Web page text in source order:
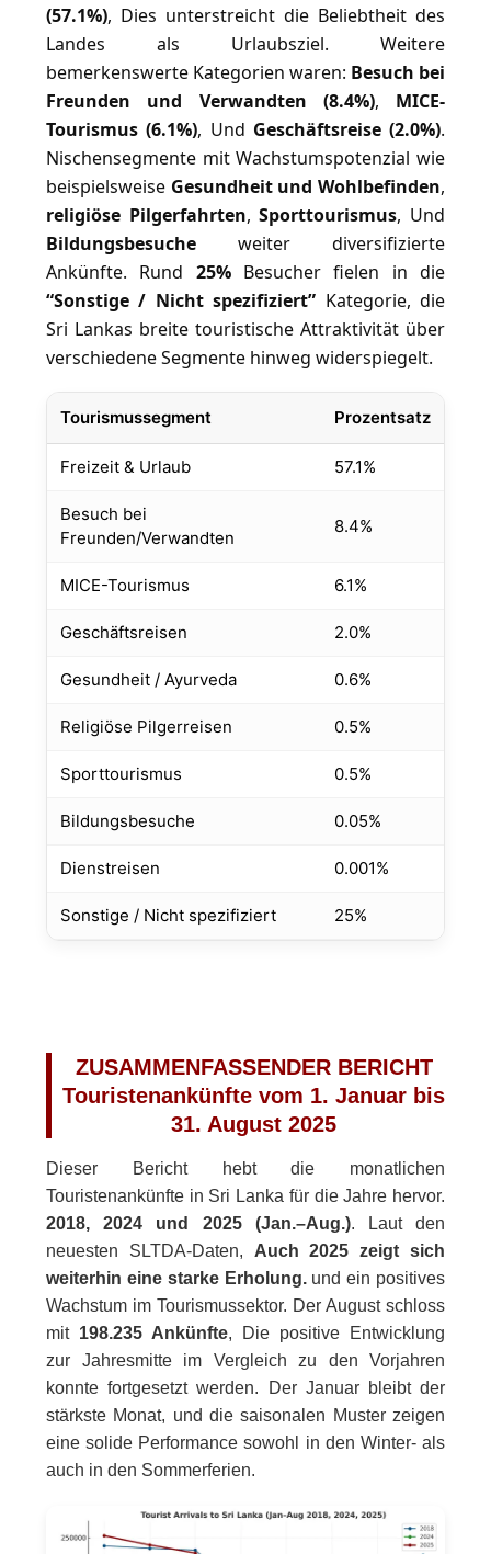
(57.1%), Dies unterstreicht die Beliebtheit des
Landes als Urlaubsziel. Weitere
bemerkenswerte Kategorien waren: Besuch bei
Freunden und Verwandten (8.4%), MICE-
Tourismus (6.1%), Und Geschäftsreise (2.0%).
Nischensegmente mit Wachstumspotenzial wie
beispielsweise Gesundheit und Wohlbefinden,
religiöse Pilgerfahrten,Sporttourismus, Und
Bildungsbesuche weiter diversifizierte
Ankünfte. Rund 25%Besucher fielen in die
“Sonstige / Nicht spezifiziert” Kategorie, die
Sri Lankas breite touristische Attraktivität über
verschiedene Segmente hinweg widerspiegelt.
Tourismussegment Prozentsatz
Freizeit & Urlaub 57.1%
Besuch bei
Freunden/Verwandten
8.4%
MICE-Tourismus 6.1%
Geschäftsreisen 2.0%
Gesundheit / Ayurveda 0.6%
Religiöse Pilgerreisen 0.5%
Sporttourismus 0.5%
Bildungsbesuche 0.05%
Dienstreisen 0.001%
Sonstige / Nicht spezifiziert 25%
ZUSAMMENFASSENDER BERICHT
Touristenankünfte vom 1. Januar bis
31. August 2025
Dieser Bericht hebt die monatlichen
Touristenankünfte in Sri Lanka für die Jahre hervor.
2018, 2024 und 2025 (Jan.–Aug.). Laut den
neuesten SLTDA-Daten, Auch 2025 zeigt sich
weiterhin eine starke Erholung.und ein positives
Wachstum im Tourismussektor. Der August schloss
mit 198.235 Ankünfte, Die positive Entwicklung
zur Jahresmitte im Vergleich zu den Vorjahren
konnte fortgesetzt werden. Der Januar bleibt der
stärkste Monat, und die saisonalen Muster zeigen
eine solide Performance sowohl in den Winter- als
auch in den Sommerferien.